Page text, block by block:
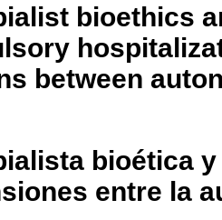
bioethics
between
bioética
entre la